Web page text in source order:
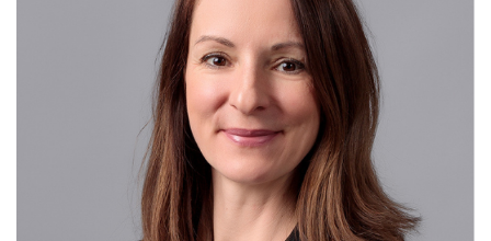
PETRA ČUBOŇOVÁ
EAP KONZULTANT